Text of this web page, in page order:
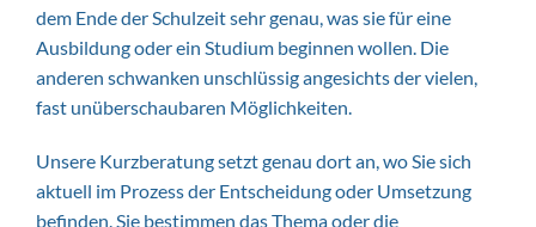
dem Ende der Schulzeit sehr genau, was sie für eine
Ausbildung oder ein Studium beginnen wollen. Die
anderen schwanken unschlüssig angesichts der vielen,
fast unüberschaubaren Möglichkeiten.
Unsere Kurzberatung setzt genau dort an, wo Sie sich
aktuell im Prozess der Entscheidung oder Umsetzung
befinden. Sie bestimmen das Thema oder die